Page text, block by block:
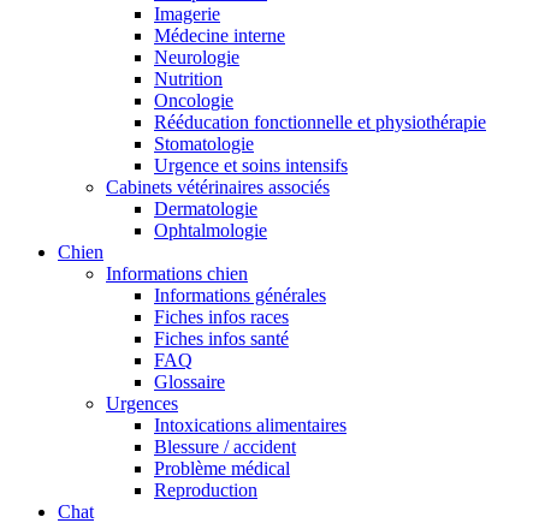
Imagerie
Médecine interne
Neurologie
Nutrition
Oncologie
Rééducation fonctionnelle et physiothérapie
Stomatologie
Urgence et soins intensifs
Cabinets vétérinaires associés
Dermatologie
Ophtalmologie
Chien
Informations chien
Informations générales
Fiches infos races
Fiches infos santé
FAQ
Glossaire
Urgences
Intoxications alimentaires
Blessure / accident
Problème médical
Reproduction
Chat